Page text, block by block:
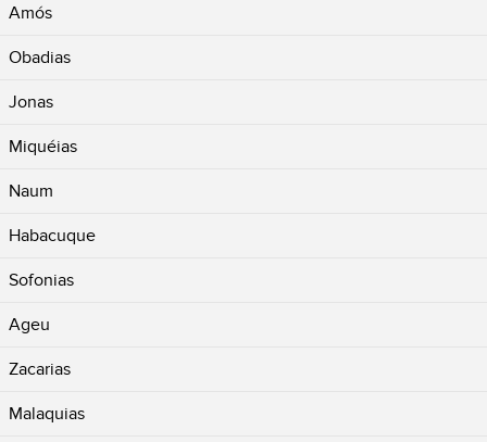
Amós
Obadias
Jonas
Miquéias
Naum
Habacuque
Sofonias
Ageu
Zacarias
Malaquias